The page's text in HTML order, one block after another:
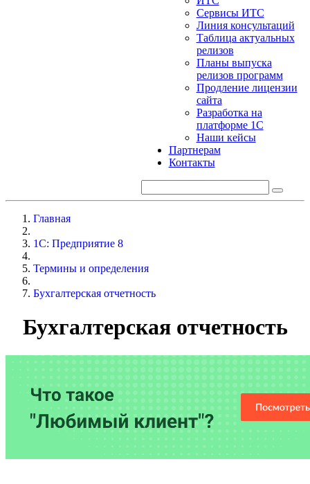
Сервисы ИТС
Линия консультаций
Таблица актуальных
релизов
Планы выпуска
релизов программ
Продление лицензии
сайта
Разработка на
платформе 1С
Наши кейсы
Партнерам
Контакты
Главная
1С: Предприятие 8
Термины и определения
Бухгалтерская отчетность
Бухгалтерская отчетность